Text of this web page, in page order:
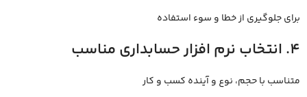
برای جلوگیری از خطا و سوء استفاده
4. انتخاب نرم ‌افزار حسابداری مناسب
متناسب با حجم، نوع و آینده کسب ‌و کار